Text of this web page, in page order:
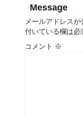
Message
メールアドレスが
付いている欄は必
コメント ※